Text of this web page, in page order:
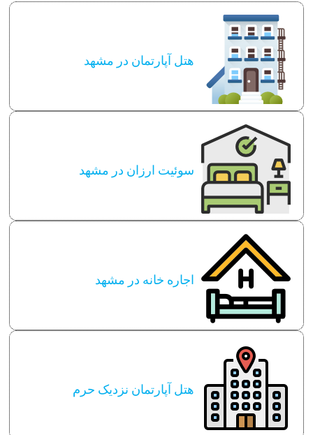
هتل آپارتمان در مشهد
سوئیت ارزان در مشهد
اجاره خانه در مشهد
هتل آپارتمان نزدیک حرم